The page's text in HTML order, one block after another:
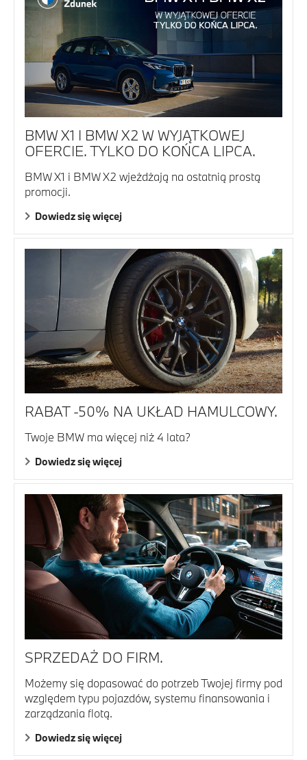
BMW X1 I BMW X2 W WYJĄTKOWEJ
OFERCIE. TYLKO DO KOŃCA LIPCA.
BMW X1 i BMW X2 wjeżdżają na ostatnią prostą
promocji.
Dowiedz się więcej
RABAT -50% NA UKŁAD HAMULCOWY.
Twoje BMW ma więcej niż 4 lata?
Dowiedz się więcej
SPRZEDAŻ DO FIRM.
Możemy się dopasować do potrzeb Twojej firmy pod
względem typu pojazdów, systemu finansowania i
zarządzania flotą.
Dowiedz się więcej